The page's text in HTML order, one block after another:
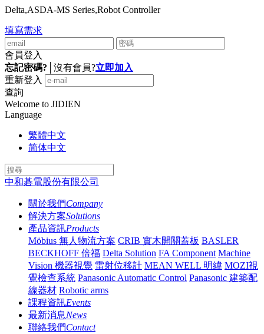
Delta,ASDA-MS Series,Robot Controller
填寫需求
會員登入
忘記密碼?
沒有會員?立即加入
重新登入
查詢
Welcome to JIDIEN
Language
繁體中文
简体中文
中和碁電股份有限公司
關於我們Company
解決方案Solutions
產品資訊Products
Möbius 無人物流方案 CRIB 實木開關蓋板 BASLER
BECKHOFF 倍福 Delta Solution FA Component Machine
Vision 機器視覺 雷射位移計 MEAN WELL 明緯 MOZI視
覺檢查系統 Panasonic Automatic Control Panasonic 建築配
線器材 Robotic arms
課程資訊Events
最新消息News
聯絡我們Contact